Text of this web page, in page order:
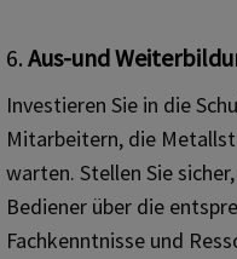
6. Aus-und
Investieren Sie in die
Mitarbeitern, die
warten. Stellen Sie
Bediener über die
Fachkenntnisse und